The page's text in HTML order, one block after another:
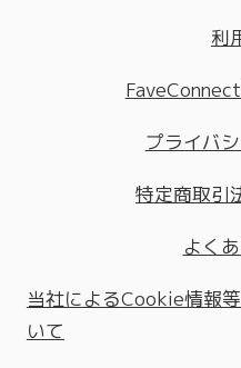
利
プライバ
特定商取引
よく
当社によるCookie情報
いて